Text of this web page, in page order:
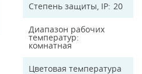
Степень защиты, IP 20
Диапазон рабочих
температур
комнатная
Цветовая температура